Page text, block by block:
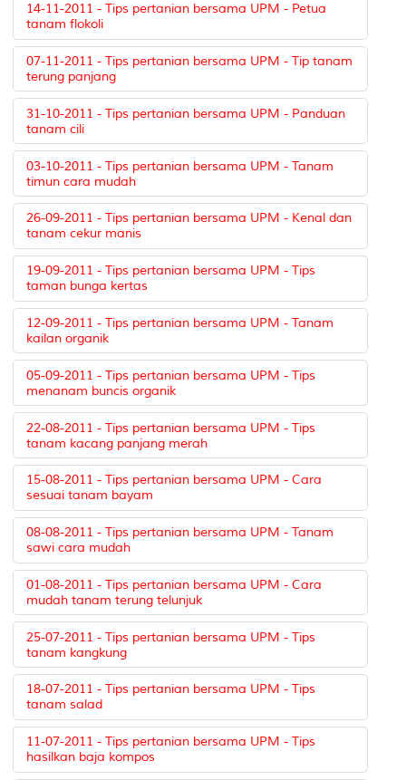
14-11-2011 - Tips pertanian bersama UPM - Petua
tanam flokoli
07-11-2011 - Tips pertanian bersama UPM - Tip tanam
terung panjang
31-10-2011 - Tips pertanian bersama UPM - Panduan
tanam cili
03-10-2011 - Tips pertanian bersama UPM - Tanam
timun cara mudah
26-09-2011 - Tips pertanian bersama UPM - Kenal dan
tanam cekur manis
19-09-2011 - Tips pertanian bersama UPM - Tips
taman bunga kertas
12-09-2011 - Tips pertanian bersama UPM - Tanam
kailan organik
05-09-2011 - Tips pertanian bersama UPM - Tips
menanam buncis organik
22-08-2011 - Tips pertanian bersama UPM - Tips
tanam kacang panjang merah
15-08-2011 - Tips pertanian bersama UPM - Cara
sesuai tanam bayam
08-08-2011 - Tips pertanian bersama UPM - Tanam
sawi cara mudah
01-08-2011 - Tips pertanian bersama UPM - Cara
mudah tanam terung telunjuk
25-07-2011 - Tips pertanian bersama UPM - Tips
tanam kangkung
18-07-2011 - Tips pertanian bersama UPM - Tips
tanam salad
11-07-2011 - Tips pertanian bersama UPM - Tips
hasilkan baja kompos